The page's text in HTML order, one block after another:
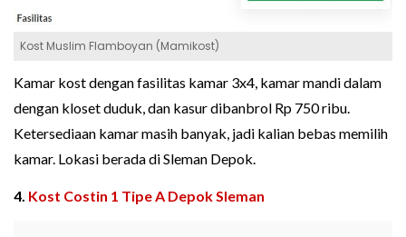
Kost Muslim Flamboyan (Mamikost)
Kamar kost dengan fasilitas kamar 3x4, kamar mandi dalam
dengan kloset duduk, dan kasur dibanbrol Rp 750 ribu.
Ketersediaan kamar masih banyak, jadi kalian bebas memilih
kamar. Lokasi berada di Sleman Depok.
4. Kost Costin 1 Tipe A Depok Sleman